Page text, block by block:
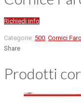
Richiedi info
Categorie: 500 Cornici Faro
Share
Prodotti